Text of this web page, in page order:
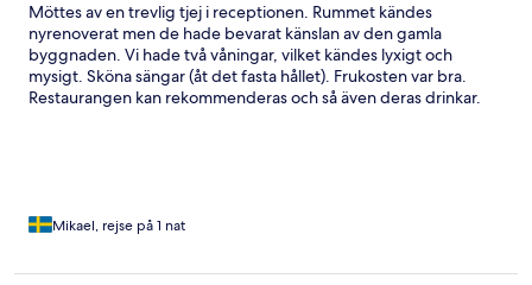
Möttes av en trevlig tjej i receptionen. Rummet kändes
nyrenoverat men de hade bevarat känslan av den gamla
byggnaden. Vi hade två våningar, vilket kändes lyxigt och
mysigt. Sköna sängar (åt det fasta hållet). Frukosten var bra.
Restaurangen kan rekommenderas och så även deras drinkar.
Mikael, rejse på 1 nat